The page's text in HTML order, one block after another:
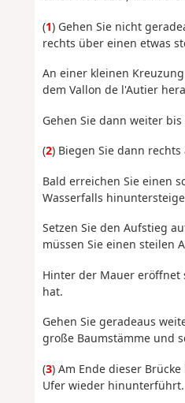
(1) Gehen Sie nicht
rechts über einen etwas
An einer kleinen
dem Vallon de l'Autier
Gehen Sie dann weiter
(2) Biegen Sie dann
Bald erreichen Sie einen
Wasserfalls
Setzen Sie den Aufstieg
müssen Sie einen steilen
Hinter der Mauer eröffnet
hat.
Gehen Sie geradeaus
große Baumstämme und
(3) Am Ende dieser
Ufer wieder hinunterführt.